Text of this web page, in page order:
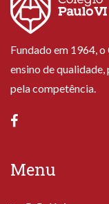
Fundado em 1964,
ensino de
pela competência.
Menu